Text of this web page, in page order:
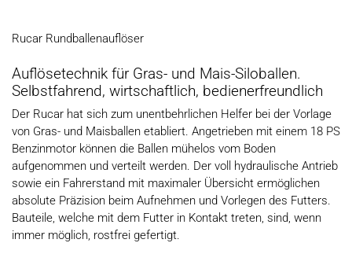
Rucar Rundballenauflöser
Auflösetechnik für Gras- und Mais-Siloballen.
Selbstfahrend, wirtschaftlich, bedienerfreundlich
Der Rucar hat sich zum unentbehrlichen Helfer bei der Vorlage
von Gras- und Maisballen etabliert. Angetrieben mit einem 18 PS
Benzinmotor können die Ballen mühelos vom Boden
aufgenommen und verteilt werden. Der voll hydraulische Antrieb
sowie ein Fahrerstand mit maximaler Übersicht ermöglichen
absolute Präzision beim Aufnehmen und Vorlegen des Futters.
Bauteile, welche mit dem Futter in Kontakt treten, sind, wenn
immer möglich, rostfrei gefertigt.